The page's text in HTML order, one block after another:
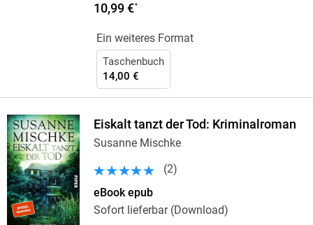
10,99 €*
Ein weiteres Format
Taschenbuch
14,00 €
Eiskalt tanzt der Tod: Kriminalroman
Susanne Mischke
(2)
eBook epub
Sofort lieferbar (Download)